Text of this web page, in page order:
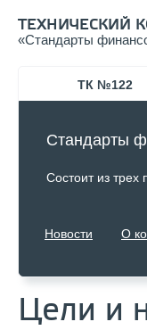
ТЕХНИЧЕСКИЙ
«Стандарты
ТК №122
Стандарты
Состоит из трех
Новости О
Цели и